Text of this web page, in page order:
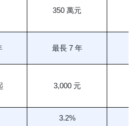
350 萬元
最長 7 年
3,000 元
3.2%